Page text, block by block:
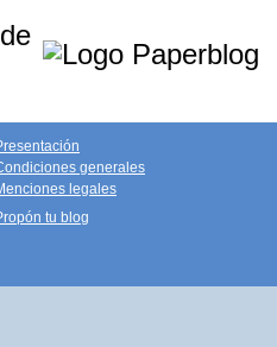
generales
legales
tu blog